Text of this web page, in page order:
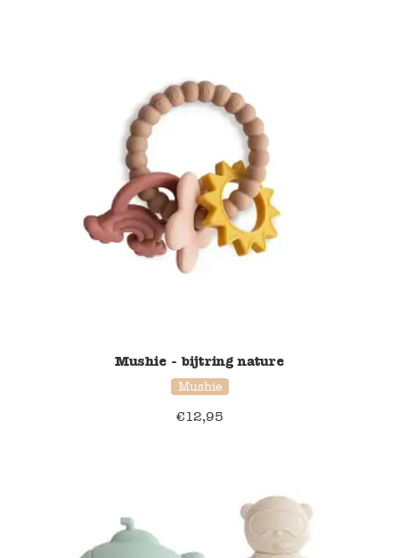
Verzending en bezorging
Mushie - bijtring nature
Mushie
€12,95